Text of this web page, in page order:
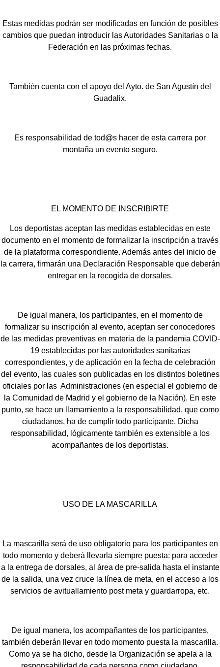
Estas medidas podrán ser modificadas en función de posibles
cambios que puedan introducir las Autoridades Sanitarias o la
Federación en las próximas fechas.
También cuenta con el apoyo del Ayto. de San Agustín del
Guadalix.
Es responsabilidad de tod@s hacer de esta carrera por
montaña un evento seguro.
EL MOMENTO DE INSCRIBIRTE
Los deportistas aceptan las medidas establecidas en este
documento en el momento de formalizar la inscripción a través
de la plataforma correspondiente. Además antes del inicio de
la carrera, firmarán una Declaración Responsable que deberán
entregar en la recogida de dorsales.
De igual manera, los participantes, en el momento de
formalizar su inscripción al evento, aceptan ser conocedores
de las medidas preventivas en materia de la pandemia COVID-
19 establecidas por las autoridades sanitarias
correspondientes, y de aplicación en la fecha de celebración
del evento, las cuales son publicadas en los distintos boletines
oficiales por las Administraciones (en especial el gobierno de
la Comunidad de Madrid y el gobierno de la Nación). En este
punto, se hace un llamamiento a la responsabilidad, que como
ciudadanos, ha de cumplir todo participante. Dicha
responsabilidad, lógicamente también es extensible a los
acompañantes de los deportistas.
USO DE LA MASCARILLA
La mascarilla será de uso obligatorio para los participantes en
todo momento y deberá llevarla siempre puesta: para acceder
a la entrega de dorsales, al área de pre-salida hasta el instante
de la salida, una vez cruce la línea de meta, en el acceso a los
servicios de avituallamiento post meta y guardarropa, etc.
De igual manera, los acompañantes de los participantes,
también deberán llevar en todo momento puesta la mascarilla.
Como ya se ha dicho, desde la Organización se apela a la